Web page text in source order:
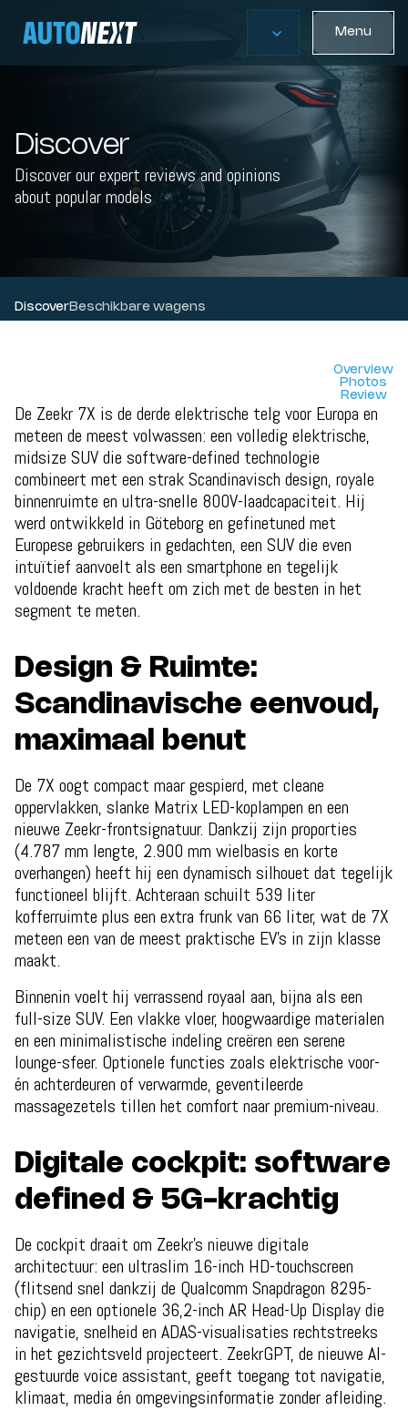
Menu
Discover
Discover our expert reviews and opinions
about popular models
DiscoverBeschikbare wagens
Overview
Photos
Review
De Zeekr 7X is de derde elektrische telg voor Europa en
meteen de meest volwassen: een volledig elektrische,
midsize SUV die software-defined technologie
combineert met een strak Scandinavisch design, royale
binnenruimte en ultra-snelle 800V-laadcapaciteit. Hij
werd ontwikkeld in Göteborg en gefinetuned met
Europese gebruikers in gedachten, een SUV die even
intuïtief aanvoelt als een smartphone en tegelijk
voldoende kracht heeft om zich met de besten in het
segment te meten.
Design & Ruimte:
Scandinavische eenvoud,
maximaal benut
De 7X oogt compact maar gespierd, met cleane
oppervlakken, slanke Matrix LED-koplampen en een
nieuwe Zeekr-frontsignatuur. Dankzij zijn proporties
(4.787 mm lengte, 2.900 mm wielbasis en korte
overhangen) heeft hij een dynamisch silhouet dat tegelijk
functioneel blijft. Achteraan schuilt 539 liter
kofferruimte plus een extra frunk van 66 liter, wat de 7X
meteen een van de meest praktische EV’s in zijn klasse
maakt.
Binnenin voelt hij verrassend royaal aan, bijna als een
full-size SUV. Een vlakke vloer, hoogwaardige materialen
en een minimalistische indeling creëren een serene
lounge-sfeer. Optionele functies zoals elektrische voor-
én achterdeuren of verwarmde, geventileerde
massagezetels tillen het comfort naar premium-niveau.
Digitale cockpit: software
defined & 5G-krachtig
De cockpit draait om Zeekr’s nieuwe digitale
architectuur: een ultraslim 16-inch HD-touchscreen
(flitsend snel dankzij de Qualcomm Snapdragon 8295-
chip) en een optionele 36,2-inch AR Head-Up Display die
navigatie, snelheid en ADAS-visualisaties rechtstreeks
in het gezichtsveld projecteert. ZeekrGPT, de nieuwe AI-
gestuurde voice assistant, geeft toegang tot navigatie,
klimaat, media én omgevingsinformatie zonder afleiding.